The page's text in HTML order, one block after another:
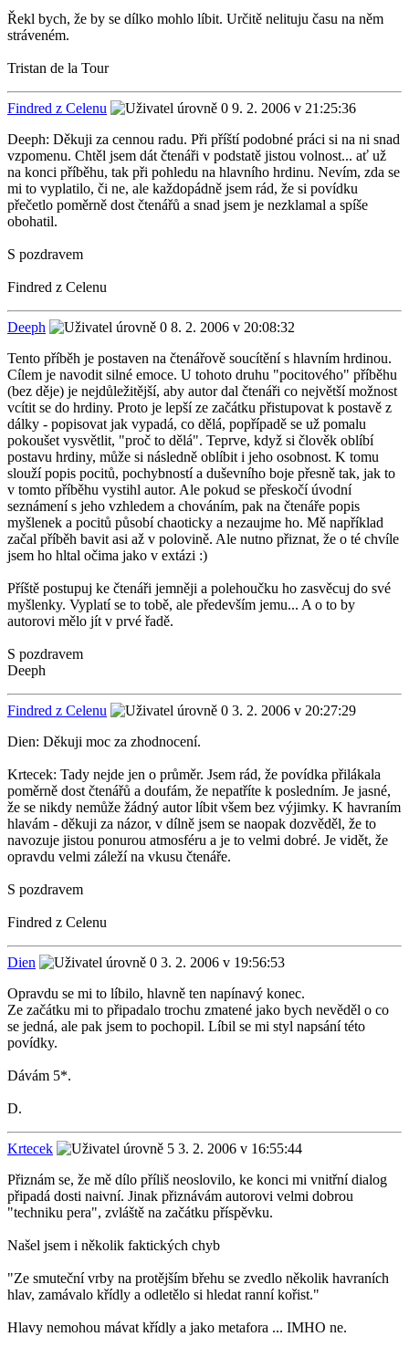
Řekl bych, že by se dílko mohlo líbit. Určitě nelituju času na něm
stráveném.
Tristan de la Tour
Findred z Celenu
9. 2. 2006 v 21:25:36
Deeph: Děkuji za cennou radu. Při příští podobné práci si na ni snad
vzpomenu. Chtěl jsem dát čtenáři v podstatě jistou volnost... ať už
na konci příběhu, tak při pohledu na hlavního hrdinu. Nevím, zda se
mi to vyplatilo, či ne, ale každopádně jsem rád, že si povídku
přečetlo poměrně dost čtenářů a snad jsem je nezklamal a spíše
obohatil.
S pozdravem
Findred z Celenu
Deeph
8. 2. 2006 v 20:08:32
Tento příběh je postaven na čtenářově soucítění s hlavním hrdinou.
Cílem je navodit silné emoce. U tohoto druhu "pocitového" příběhu
(bez děje) je nejdůležitější, aby autor dal čtenáři co největší možnost
vcítit se do hrdiny. Proto je lepší ze začátku přistupovat k postavě z
dálky - popisovat jak vypadá, co dělá, popřípadě se už pomalu
pokoušet vysvětlit, "proč to dělá". Teprve, když si člověk oblíbí
postavu hrdiny, může si následně oblíbit i jeho osobnost. K tomu
slouží popis pocitů, pochybností a duševního boje přesně tak, jak to
v tomto příběhu vystihl autor. Ale pokud se přeskočí úvodní
seznámení s jeho vzhledem a chováním, pak na čtenáře popis
myšlenek a pocitů působí chaoticky a nezaujme ho. Mě například
začal příběh bavit asi až v polovině. Ale nutno přiznat, že o té chvíle
jsem ho hltal očima jako v extázi :)
Příště postupuj ke čtenáři jemněji a polehoučku ho zasvěcuj do své
myšlenky. Vyplatí se to tobě, ale především jemu... A o to by
autorovi mělo jít v prvé řadě.
S pozdravem
Deeph
Findred z Celenu
3. 2. 2006 v 20:27:29
Dien: Děkuji moc za zhodnocení.
Krtecek: Tady nejde jen o průměr. Jsem rád, že povídka přilákala
poměrně dost čtenářů a doufám, že nepatříte k posledním. Je jasné,
že se nikdy nemůže žádný autor líbit všem bez výjimky. K havraním
hlavám - děkuji za názor, v dílně jsem se naopak dozvěděl, že to
navozuje jistou ponurou atmosféru a je to velmi dobré. Je vidět, že
opravdu velmi záleží na vkusu čtenáře.
S pozdravem
Findred z Celenu
Dien
3. 2. 2006 v 19:56:53
Opravdu se mi to líbilo, hlavně ten napínavý konec.
Ze začátku mi to připadalo trochu zmatené jako bych nevěděl o co
se jedná, ale pak jsem to pochopil. Líbil se mi styl napsání této
povídky.
Dávám 5*.
D.
Krtecek
3. 2. 2006 v 16:55:44
Přiznám se, že mě dílo příliš neoslovilo, ke konci mi vnitřní dialog
připadá dosti naivní. Jinak přiznávám autorovi velmi dobrou
"techniku pera", zvláště na začátku příspěvku.
Našel jsem i několik faktických chyb
"Ze smuteční vrby na protějším břehu se zvedlo několik havraních
hlav, zamávalo křídly a odletělo si hledat ranní kořist."
Hlavy nemohou mávat křídly a jako metafora ... IMHO ne.